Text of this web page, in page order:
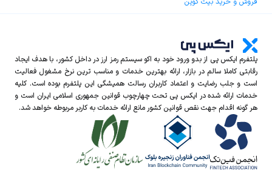
پلتفرم ایکس‌ پی از بدو ورود خود به اکو سیستم رمز ارز در داخل کشور، با هدف ایجاد
رقابتی کاملا سالم در بازار، ارائه بهترین خدمات و مناسب ترین نرخ مشغول فعالیت
است و جلب رضایت و اعتماد کاربران رسالت همیشگی این پلتفرم بوده است. کلیه
خدمات ارائه شده در ایکس‌ پی تحت چهارچوب قوانین جمهوری اسلامی ایران است و
هر گونه اقدام جهت نقص قوانین کشور مانع ارائه خدمات به کاربر مربوطه خواهد شد.